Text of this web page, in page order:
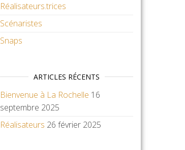
Réalisateurs.trices
Scénaristes
Snaps
ARTICLES RÉCENTS
Bienvenue à La Rochelle 16
septembre 2025
Réalisateurs 26 février 2025